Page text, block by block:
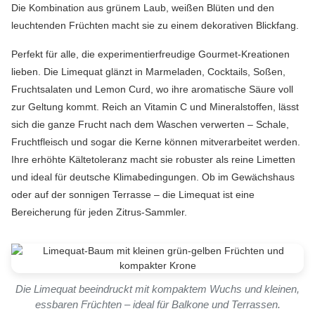
Die Kombination aus grünem Laub, weißen Blüten und den
leuchtenden Früchten macht sie zu einem dekorativen Blickfang.
Perfekt für alle, die experimentierfreudige Gourmet-Kreationen
lieben. Die Limequat glänzt in Marmeladen, Cocktails, Soßen,
Fruchtsalaten und Lemon Curd, wo ihre aromatische Säure voll
zur Geltung kommt. Reich an Vitamin C und Mineralstoffen, lässt
sich die ganze Frucht nach dem Waschen verwerten – Schale,
Fruchtfleisch und sogar die Kerne können mitverarbeitet werden.
Ihre erhöhte Kältetoleranz macht sie robuster als reine Limetten
und ideal für deutsche Klimabedingungen. Ob im Gewächshaus
oder auf der sonnigen Terrasse – die Limequat ist eine
Bereicherung für jeden Zitrus-Sammler.
Die Limequat beeindruckt mit kompaktem Wuchs und kleinen,
essbaren Früchten – ideal für Balkone und Terrassen.